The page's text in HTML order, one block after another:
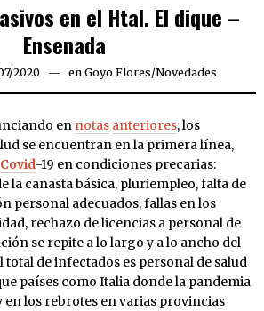
en el Htal. El dique –
Ensenada
202010/07/2020
en Goyo Flores/Novedades
en notas anteriores, los
se encuentran en la primera línea,
Covid-19 en condiciones precarias:
la canasta básica, pluriempleo, falta de
personal adecuados, fallas en los
rechazo de licencias a personal de
se repite a lo largo y a lo ancho del
total de infectados es personal de salud
países como Italia donde la pandemia
en los rebrotes en varias provincias